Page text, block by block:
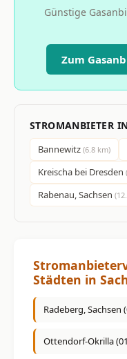
Günstige
Zum
STROMANBIETER
Bannewitz (6.8 km)
Kreischa bei Dresden
Rabenau, Sachsen
Städten in
Radeberg, Sachsen
Ottendorf-Okrilla